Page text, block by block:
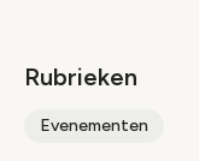
Rubrieken
Evenementen